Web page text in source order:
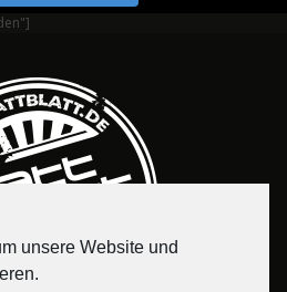
unsere Website und